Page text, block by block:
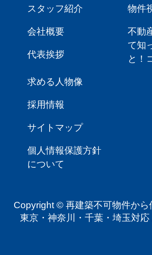
スタッフ紹介
会社概要
代表挨拶
物件
不動
て知
と！
求める人物像
採用情報
サイトマップ
個人情報保護方針
について
Copyright © 再建築不可物件から
東京・神奈川・千葉・埼玉対